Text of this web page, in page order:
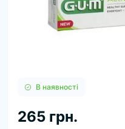
В наявності
265 грн.